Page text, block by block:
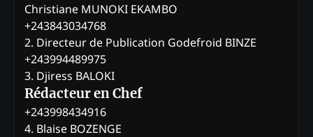
Christiane MUNOKI EKAMBO
+243843034768
2. Directeur de Publication Godefroid BINZE
+243994489975
3. Djiress BALOKI
Rédacteur en Chef
+243998434916
4. Blaise BOZENGE